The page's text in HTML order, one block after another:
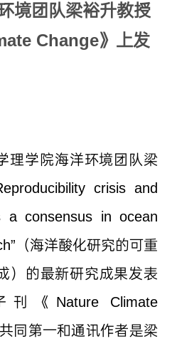
境团队梁裕升教授
Change》上发
理学院海洋环境团队梁
crisis and
a consensus in ocean
（海洋酸化研究的可重
）的最新研究成果发表
《Nature Climate
同第一和通讯作者是梁